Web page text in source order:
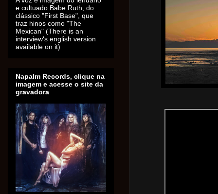
e cultuado Babe Ruth, do
clássico "First Base", que
traz hinos como "The
Mexican" (There is an
interview's english version
available on it)
Napalm Records, clique na
imagem e acesse o site da
gravadora